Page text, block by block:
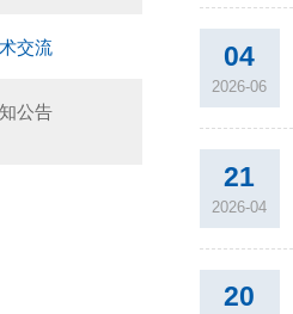
交流
公告
04
2026-06
21
2026-04
20